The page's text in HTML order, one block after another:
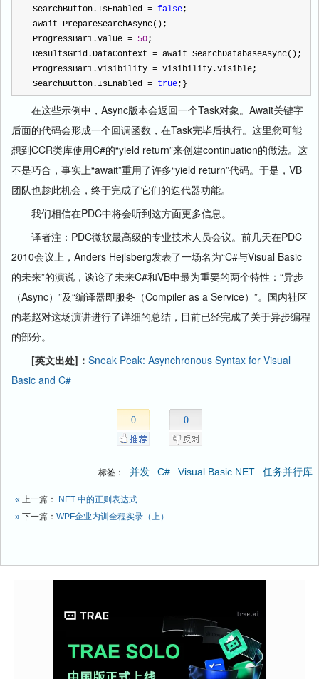
SearchButton.IsEnabled = false;
await PrepareSearchAsync();
ProgressBar1.Value = 50;
ResultsGrid.DataContext =
ProgressBar1.Visibility = Visibility.Visible;
SearchButton.IsEnabled = true;}
在这些示例中，Async版本会返回一个Task对象。Await关键字
后面的代码会形成一个回调函数，在Task完毕后执行。这里您可能
想到CCR类库使用C#的“yield return”来创建continuation的做法。这
不是巧合，事实上“await”重用了许多“yield return”代码。于是，VB
团队也趁此机会，终于完成了它们的迭代器功能。
我们相信在PDC中将会听到这方面更多信息。
译者注：PDC微软最高级的专业技术人员会议。前几天在PDC
2010会议上，Anders Hejlsberg发表了一场名为“C#与Visual Basic
的未来”的演说，谈论了未来C#和VB中最为重要的两个特性：“异步
（Async）”及“编译器即服务（Compiler as a Service）”。国内社区
的老赵对这场演讲进行了详细的总结，目前已经完成了关于异步编程
的部分。
[英文出处]： Sneak Peak: Asynchronous Syntax for Visual
Basic and C#
0 0
标签： 并发 C# Visual Basic.NET 任务并行库
« 上一篇： .NET 中的正则表达式
» 下一篇： WPF企业内训全程实录（上）